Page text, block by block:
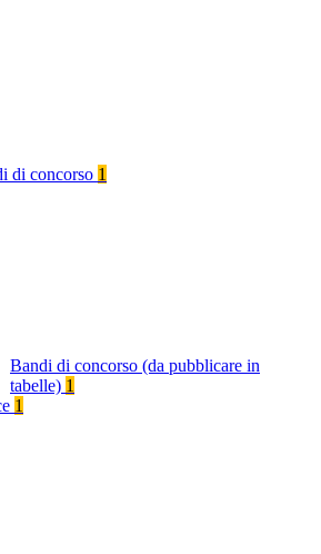
di concorso 1
Bandi di concorso (da pubblicare in
tabelle) 1
1